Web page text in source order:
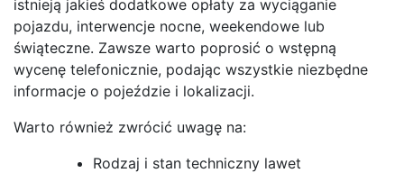
istnieją jakieś dodatkowe opłaty za wyciąganie
pojazdu, interwencje nocne, weekendowe lub
świąteczne. Zawsze warto poprosić o wstępną
wycenę telefonicznie, podając wszystkie niezbędne
informacje o pojeździe i lokalizacji.
Warto również zwrócić uwagę na:
Rodzaj i stan techniczny lawet